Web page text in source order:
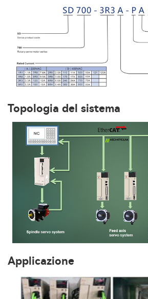
Topologia del sistema
Applicazione